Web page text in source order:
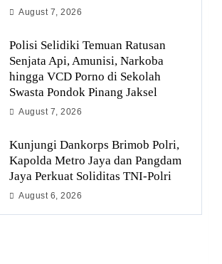
August 7, 2026
Polisi Selidiki Temuan Ratusan
Senjata Api, Amunisi, Narkoba
hingga VCD Porno di Sekolah
Swasta Pondok Pinang Jaksel
August 7, 2026
Kunjungi Dankorps Brimob Polri,
Kapolda Metro Jaya dan Pangdam
Jaya Perkuat Soliditas TNI-Polri
August 6, 2026